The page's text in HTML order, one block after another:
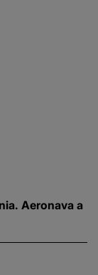
Aeronava a